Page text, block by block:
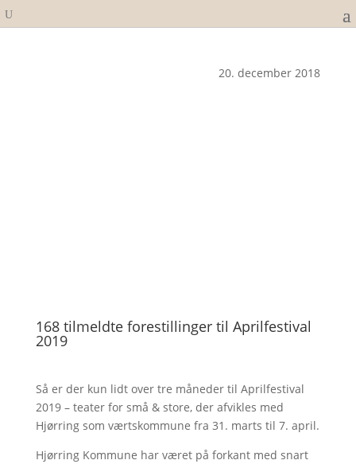
20. december 2018
168 tilmeldte forestillinger til Aprilfestival
2019
Så er der kun lidt over tre måneder til Aprilfestival
2019 – teater for små & store, der afvikles med
Hjørring som værtskommune fra 31. marts til 7. april.
Hjørring Kommune har været på forkant med snart